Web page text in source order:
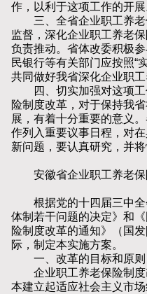
作，以利于这项工作的开展
三、全省企业职工养老
监督，深化企业职工养老
负责推动。省体改委积极
民银行等有关部门应按照“
共同做好我省深化企业职
四、切实加强对这项工
险制度改革，对于保持我
展，有着十分重要的意义
作列入重要议事日程，对
新问题，要认真研究，并
安徽省企业职工养老保
根据党的十四届三中全
体制若干问题的决定》和
险制度改革的通知》（国
际，制定本实施方案。
一、改革的目标和原则
企业职工养老保险制度
本建立起适应社会主义市